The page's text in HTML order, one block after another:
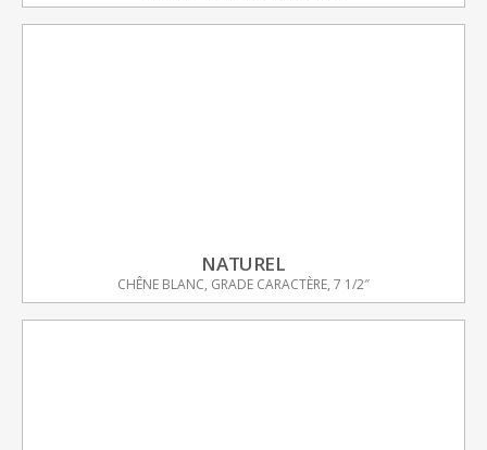
NATUREL
CHÊNE BLANC, GRADE CARACTÈRE, 7 1/2″